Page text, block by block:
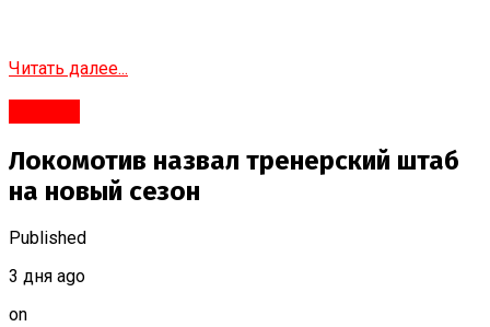
Читать далее...
Локомотив назвал тренерский штаб
на новый сезон
Published
3 дня ago
on